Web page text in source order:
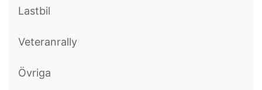
Lastbil
Veteranrally
Övriga